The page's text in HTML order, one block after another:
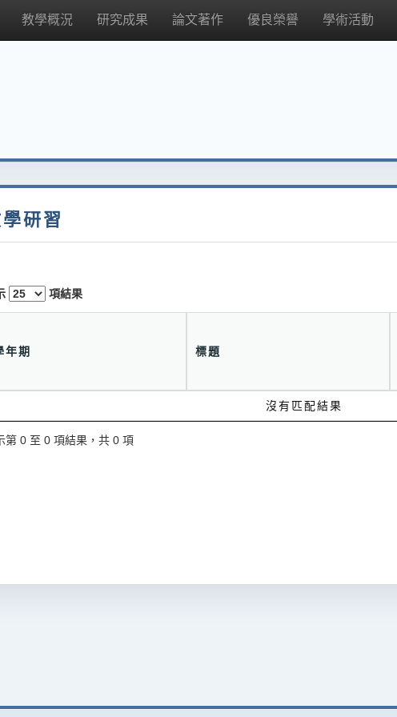
教學概況 研究成果 論文著作 優良榮譽 學術活動
研習
項結果
年期 標題
沒有匹配結果
第 0 至 0 項結果，共 0 項